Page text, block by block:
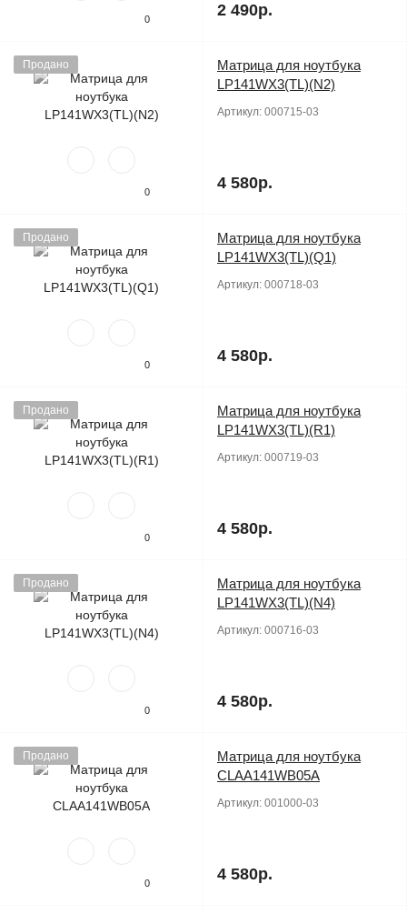
0 2 490р.
Продано
0
Матрица для ноутбука
LP141WX3(TL)(N2)
Артикул: 000715-03
4 580р.
Продано
0
Матрица для ноутбука
LP141WX3(TL)(Q1)
Артикул: 000718-03
4 580р.
Продано
0
Матрица для ноутбука
LP141WX3(TL)(R1)
Артикул: 000719-03
4 580р.
Продано
0
Матрица для ноутбука
LP141WX3(TL)(N4)
Артикул: 000716-03
4 580р.
Продано
0
Матрица для ноутбука
CLAA141WB05A
Артикул: 001000-03
4 580р.